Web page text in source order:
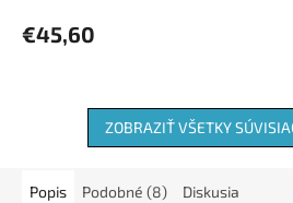
€45,60
ZOBRAZIŤ VŠETKY
Popis Podobné (8) Diskusia